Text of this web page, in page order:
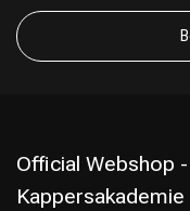
Official Webshop
Kappersakademie